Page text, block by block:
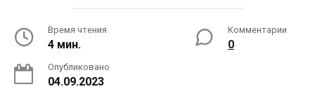
Время чтения
4 мин.
Комментарии
0
Опубликовано
04.09.2023